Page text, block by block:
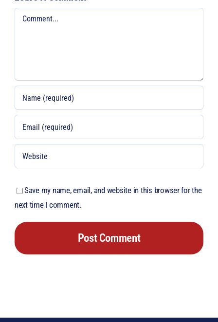
Comment
Save my name, email, and website in this browser for the
next time I comment.